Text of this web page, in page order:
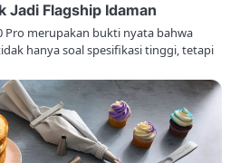
Jadi Flagship Idaman
Pro merupakan bukti nyata bahwa
hanya soal spesifikasi tinggi, tetapi